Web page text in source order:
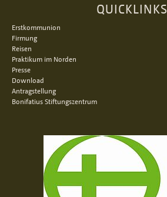
QUICKLINKS
Erstkommunion
Firmung
Reisen
Praktikum im Norden
Presse
Download
Antragstellung
Bonifatius Stiftungszentrum